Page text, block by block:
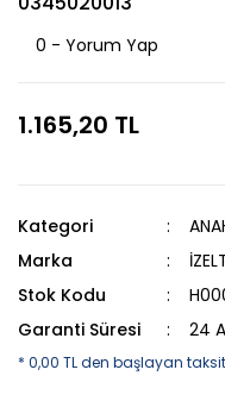
0 - Yorum Yap
1.165,20 TL
Kategori
Marka
Stok Kodu
Garanti Süresi
24
* 0,00 TL den başlayan